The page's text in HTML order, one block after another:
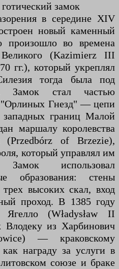
замок
в середине XIV
новый каменный
произошло во времена
(Kazimierz III
гг.), который укреплял
тогда была под
Замок стал частью
"Орлиных Гнезд" — цепи
границ Малой
маршалу королевства
(Przedbórz of Brzezie),
который управлял им
использовал
образования: стены
высоких скал, вход
проход. В 1385 году
(Władysław II
Влодеку из Харбинович
— краковскому
награду за услуги в
союзе и браке